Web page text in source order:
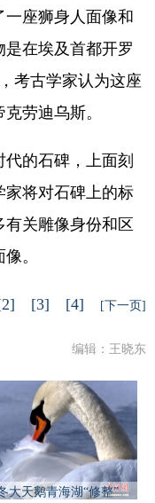
座狮身人面像和
在埃及首都开罗
考古学家认为这座
劳迪乌斯。
的石碑，上面刻
家将对石碑上的标
关雕像身份和区
。
[3] [4] [下一页]
编辑：王晓东
大天鹅青海湖“修整”